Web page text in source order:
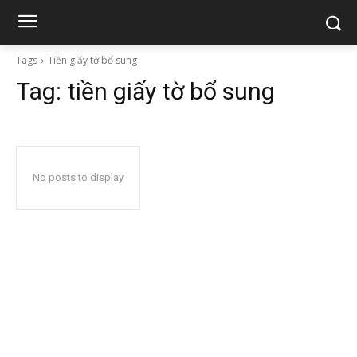
Tags Tiền giấy tờ bổ sung
Tag: tiền giấy tờ bổ sung
No posts to display